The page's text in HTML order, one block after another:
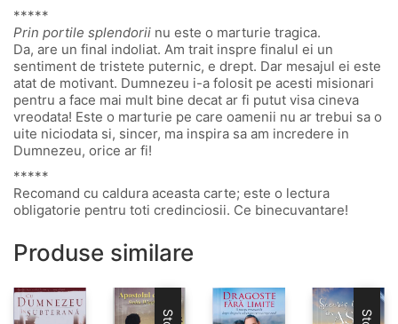
*****
Prin portile splendorii nu este o marturie tragica.
Da, are un final indoliat. Am trait inspre finalul ei un
sentiment de tristete puternic, e drept. Dar mesajul ei este
atat de motivant. Dumnezeu i-a folosit pe acesti misionari
pentru a face mai mult bine decat ar fi putut visa cineva
vreodata! Este o marturie pe care oamenii nu ar trebui sa o
uite niciodata si, sincer, ma inspira sa am incredere in
Dumnezeu, orice ar fi!
*****
Recomand cu caldura aceasta carte; este o lectura
obligatorie pentru toti credinciosii. Ce binecuvantare!
Produse similare